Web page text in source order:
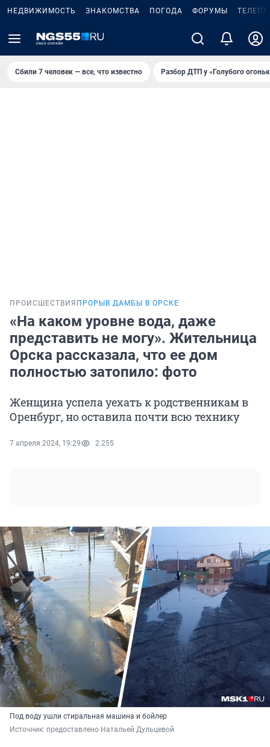
НЕДВИЖИМОСТЬ ЗНАКОМСТВА ПОГОДА ФОРУМЫ
Сбили 7 человек — все, что известно Разбор ДТП у «Голубого
ПРОИСШЕСТВИЯ ПРОРЫВ ДАМБЫ В ОРСКЕ
«На каком уровне вода, даже
представить не могу». Жительница
Орска рассказала, что ее дом
полностью затопило: фото
Женщина успела уехать к родственникам в
Оренбург, но оставила почти всю технику
7 апреля 2024, 19:29 2 255
Под воду ушли стиральная машина и бойлер
Источник: предоставлено Натальей Дульцевой